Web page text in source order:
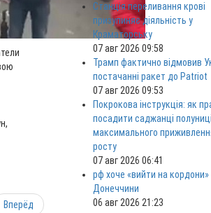
Вперёд
Станція переливання крові
призупиняє діяльність у
Краматорську
07 авг 2026 09:58
Трамп фактично відмовив
постачанні ракет до Patriot
07 авг 2026 09:53
Покрокова інструкція: як
посадити саджанці
максимального
росту
07 авг 2026 06:41
рф хоче «вийти на кордони»
Донеччини
06 авг 2026 21:23